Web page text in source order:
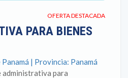
OFERTA DESTACADA
PARA BIENES
| Provincia: Panamá
administrativa para